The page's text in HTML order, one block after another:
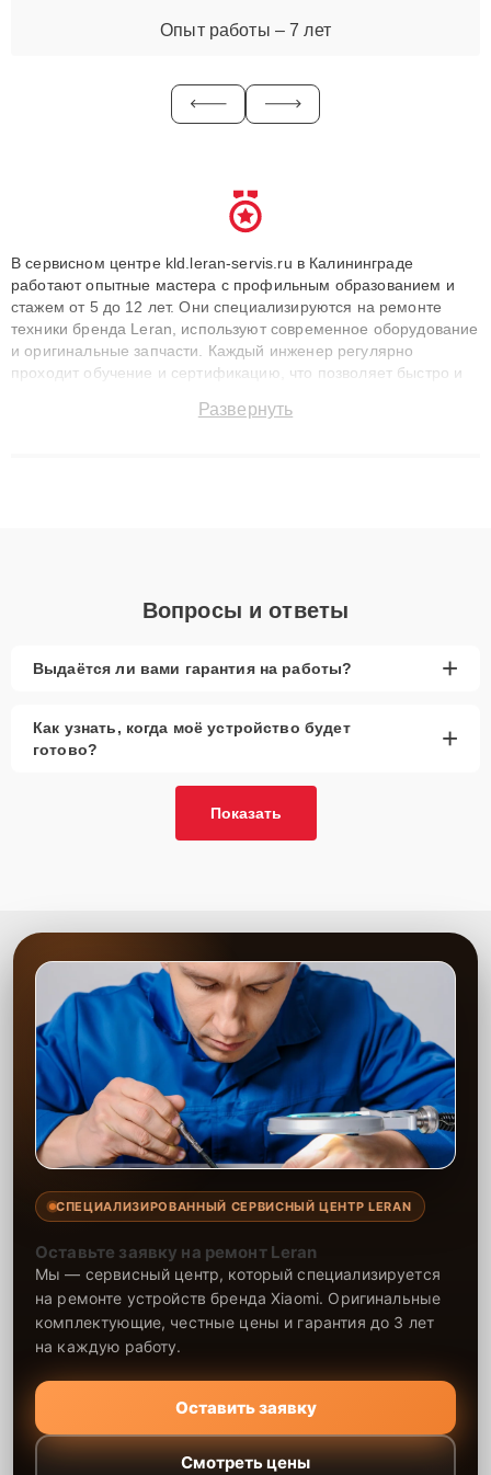
Опыт работы – 7 лет
В сервисном центре kld.leran-servis.ru в Калининграде
работают опытные мастера с профильным образованием и
стажем от 5 до 12 лет. Они специализируются на ремонте
техники бренда Leran, используют современное оборудование
и оригинальные запчасти. Каждый инженер регулярно
проходит обучение и сертификацию, что позволяет быстро и
сохранением гарантии до 3 лет. Наши мастера решают
Развернуть
Вопросы и ответы
Выдаётся ли вами гарантия на работы? +
Как узнать, когда моё устройство будет
готово?
+
Показать
СПЕЦИАЛИЗИРОВАННЫЙ СЕРВИСНЫЙ ЦЕНТР LERAN
Оставьте заявку на ремонт Leran
Мы — сервисный центр, который специализируется
на ремонте устройств бренда Xiaomi. Оригинальные
комплектующие, честные цены и гарантия до 3 лет
на каждую работу.
Оставить заявку
Смотреть цены